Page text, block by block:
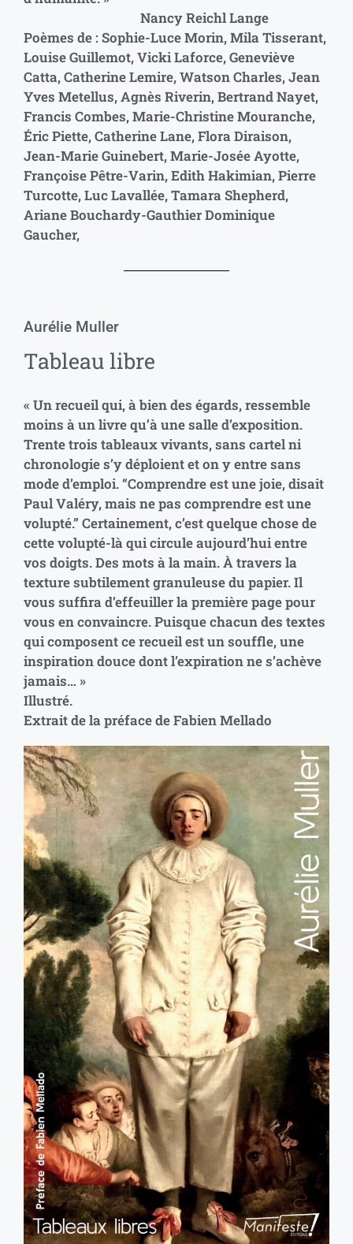
Nancy Reichl Lange
Poèmes de : Sophie-Luce Morin, Mila Tisserant,
Louise Guillemot, Vicki Laforce, Geneviève
Catta, Catherine Lemire, Watson Charles, Jean
Yves Metellus, Agnès Riverin, Bertrand Nayet,
Francis Combes, Marie-Christine Mouranche,
Éric Piette, Catherine Lane, Flora Diraison,
Jean-Marie Guinebert, Marie-Josée Ayotte,
Françoise Pêtre-Varin, Edith Hakimian, Pierre
Turcotte, Luc Lavallée, Tamara Shepherd,
Ariane Bouchardy-Gauthier Dominique
Gaucher,
Aurélie Muller
Tableau libre
« Un recueil qui, à bien des égards, ressemble
moins à un livre qu’à une salle d’exposition.
Trente trois tableaux vivants, sans cartel ni
chronologie s’y déploient et on y entre sans
mode d’emploi. “Comprendre est une joie, disait
Paul Valéry, mais ne pas comprendre est une
volupté.” Certainement, c’est quelque chose de
cette volupté-là qui circule aujourd’hui entre
vos doigts. Des mots à la main. À travers la
texture subtilement granuleuse du papier. Il
vous suffira d’effeuiller la première page pour
vous en convaincre. Puisque chacun des textes
qui composent ce recueil est un souffle, une
inspiration douce dont l’expiration ne s’achève
jamais… »
Illustré.
Extrait de la préface de Fabien Mellado